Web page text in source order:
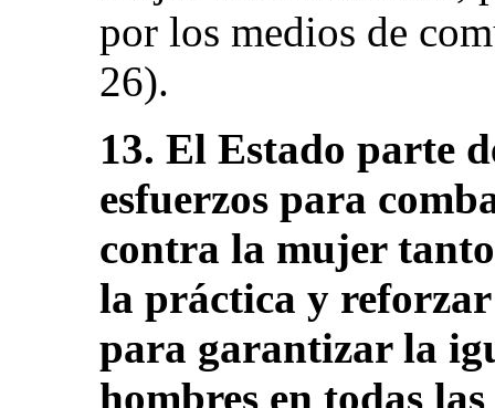
por los medios de
26).
13. El Estado parte
esfuerzos para
contra la mujer
la práctica y
para garantizar la
hombres en todas